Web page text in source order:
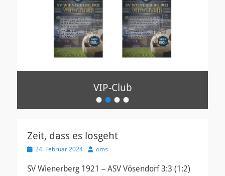
••••
VIP-Club
am
oms
Zeit, dass es losgeht
Veröffentlicht
24. Februar 2024 Autoroms
SV Wienerberg 1921 – ASV Vösendorf 3:3 (1:2)